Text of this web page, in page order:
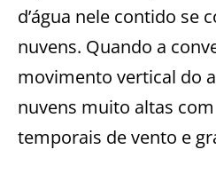
d’água nele contido se
nuvens. Quando a
movimento vertical do
nuvens muito altas
temporais de vento e